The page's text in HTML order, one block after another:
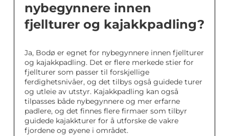
nybegynnere innen
fjellturer og kajakkpadling?
Ja, Bodø er egnet for nybegynnere innen fjellturer
og kajakkpadling. Det er flere merkede stier for
fjellturer som passer til forskjellige
ferdighetsnivåer, og det tilbys også guidede turer
og utleie av utstyr. Kajakkpadling kan også
tilpasses både nybegynnere og mer erfarne
padlere, og det finnes flere firmaer som tilbyr
guidede kajakkturer for å utforske de vakre
fjordene og øyene i området.